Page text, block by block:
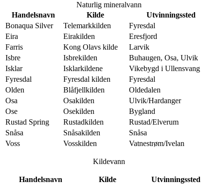
Naturlig mineralvann
Handelsnavn
Kilde
Utvinningssted
Bonaqua Silver
Telemarkkilden
Fyresdal
Eira
Eirakilden
Eresfjord
Farris
Kong Olavs kilde
Larvik
Isbre
Isbrekilden
Buhaugen, Osa, Ulvik
Isklar
Isklarkildene
Vikebygd i Ullensvang
Fyresdal
Fyresdal kilden
Fyresdal
Olden
Blåfjellkilden
Oldedalen
Osa
Osakilden
Ulvik/Hardanger
Ose
Osekilden
Bygland
Rustad Spring
Rustadkilden
Rustad/Elverum
Snåsa
Snåsakilden
Snåsa
Voss
Vosskilden Vatnestrøm/Ivelan
Kildevann
Handelsnavn Kilde
Utvinningssted